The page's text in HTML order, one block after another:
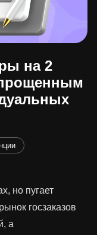
на 2
но пугает
госзаказов
а